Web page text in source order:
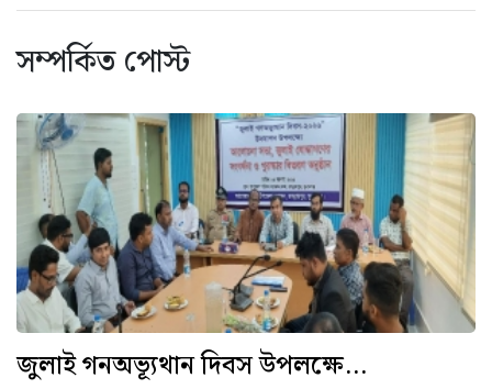
সম্পর্কিত পোস্ট
জুলাই গনঅভ্যূথান দিবস উপলক্ষে...